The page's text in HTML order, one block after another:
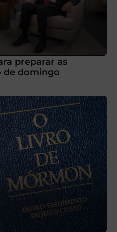
preparar as
de domingo